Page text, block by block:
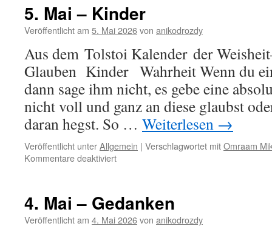
5. Mai – Kinder
Veröffentlicht am 5. Mai 2026von anikodrozdy
Aus dem Tolstoi Kalender der
Glauben Kinder Wahrheit Wenn du
dann sage ihm nicht, es gebe eine
nicht voll und ganz an diese glaubst
daran hegst. So … Weiterlesen →
Veröffentlicht unterAllgemein | Verschlagwortet mitOmraam
Kommentare deaktiviertfür
Kinder
4. Mai – Gedanken
Veröffentlicht am 4. Mai 2026von anikodrozdy